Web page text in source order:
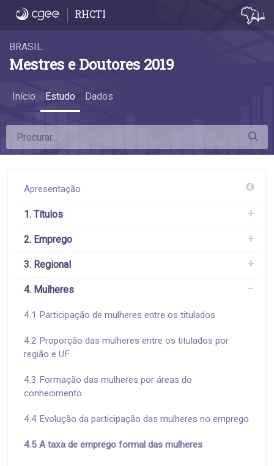
4.5 A taxa de emprego formal das
RHCTI
BRASIL:
Mestres e Doutores 2019
Início Estudo Dados
Apresentação
1. Títulos
2. Emprego
3. Regional
4. Mulheres
4.1 Participação de mulheres entre os titulados
4.2 Proporção das mulheres entre os titulados por
região e UF
4.3 Formação das mulheres por áreas do
conhecimento
4.4 Evolução da participação das mulheres no emprego
4.5 A taxa de emprego formal das mulheres